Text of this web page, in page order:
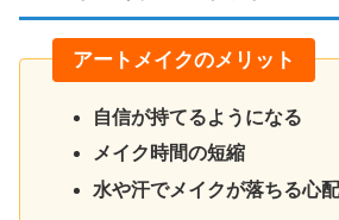
アートメイクのメリット
自信が持てるようになる
メイク時間の短縮
水や汗でメイクが落ちる心